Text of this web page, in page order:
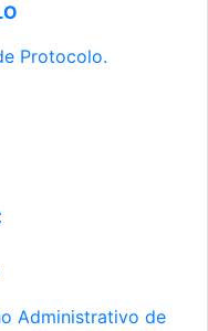
Protocolo.
Administrativo de